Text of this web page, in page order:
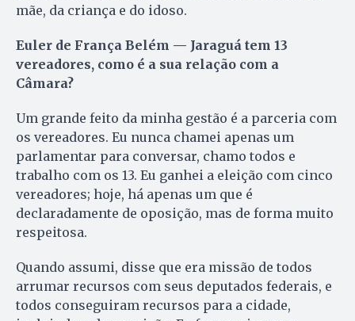
mãe, da criança e do idoso.
Euler de França Belém — Jaraguá tem 13
vereadores, como é a sua relação com a
Câmara?
Um grande feito da minha gestão é a parceria com
os vereadores. Eu nunca chamei apenas um
parlamentar para conversar, chamo todos e
trabalho com os 13. Eu ganhei a eleição com cinco
vereadores; hoje, há apenas um que é
declaradamente de oposição, mas de forma muito
respeitosa.
Quando assumi, disse que era missão de todos
arrumar recursos com seus deputados federais, e
todos conseguiram recursos para a cidade,